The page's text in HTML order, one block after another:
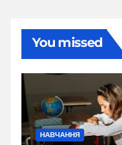
You missed
НАВЧАННЯ